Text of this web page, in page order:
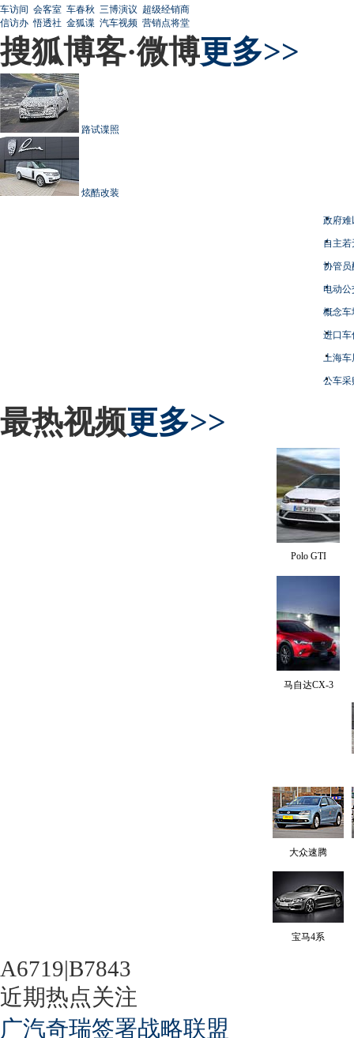
车访间 会客室 车春秋 三博演议 超级经销商
信访办 悟透社 金狐谍 汽车视频 营销点将堂
搜狐博客·微博更多>>
路试谍照
炫酷改装
政府难
自主
协管员
电动
概念车
进口车
上海
公车采
最热视频更多>>
Polo GTI
马自达CX-3
大众速腾
宝马4系
A6719|B7843
近期热点关注
广汽奇瑞签署战略联盟